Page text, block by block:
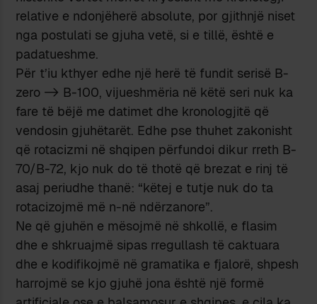
relative e ndonjëherë absolute, por gjithnjë niset
nga postulati se gjuha vetë, si e tillë, është e
padatueshme.
Për t’iu kthyer edhe një herë të fundit serisë B-
zero -> B-100, vijueshmëria në këtë seri nuk ka
fare të bëjë me datimet dhe kronologjitë që
vendosin gjuhëtarët. Edhe pse thuhet zakonisht
që rotacizmi në shqipen përfundoi dikur rreth B-
70/B-72, kjo nuk do të thotë që brezat e rinj të
asaj periudhe thanë: “këtej e tutje nuk do ta
rotacizojmë më n-në ndërzanore”.
Ne që gjuhën e mësojmë në shkollë, e flasim
dhe e shkruajmë sipas rregullash të caktuara
dhe e kodifikojmë në gramatika e fjalorë, shpesh
harrojmë se kjo gjuhë jona është një formë